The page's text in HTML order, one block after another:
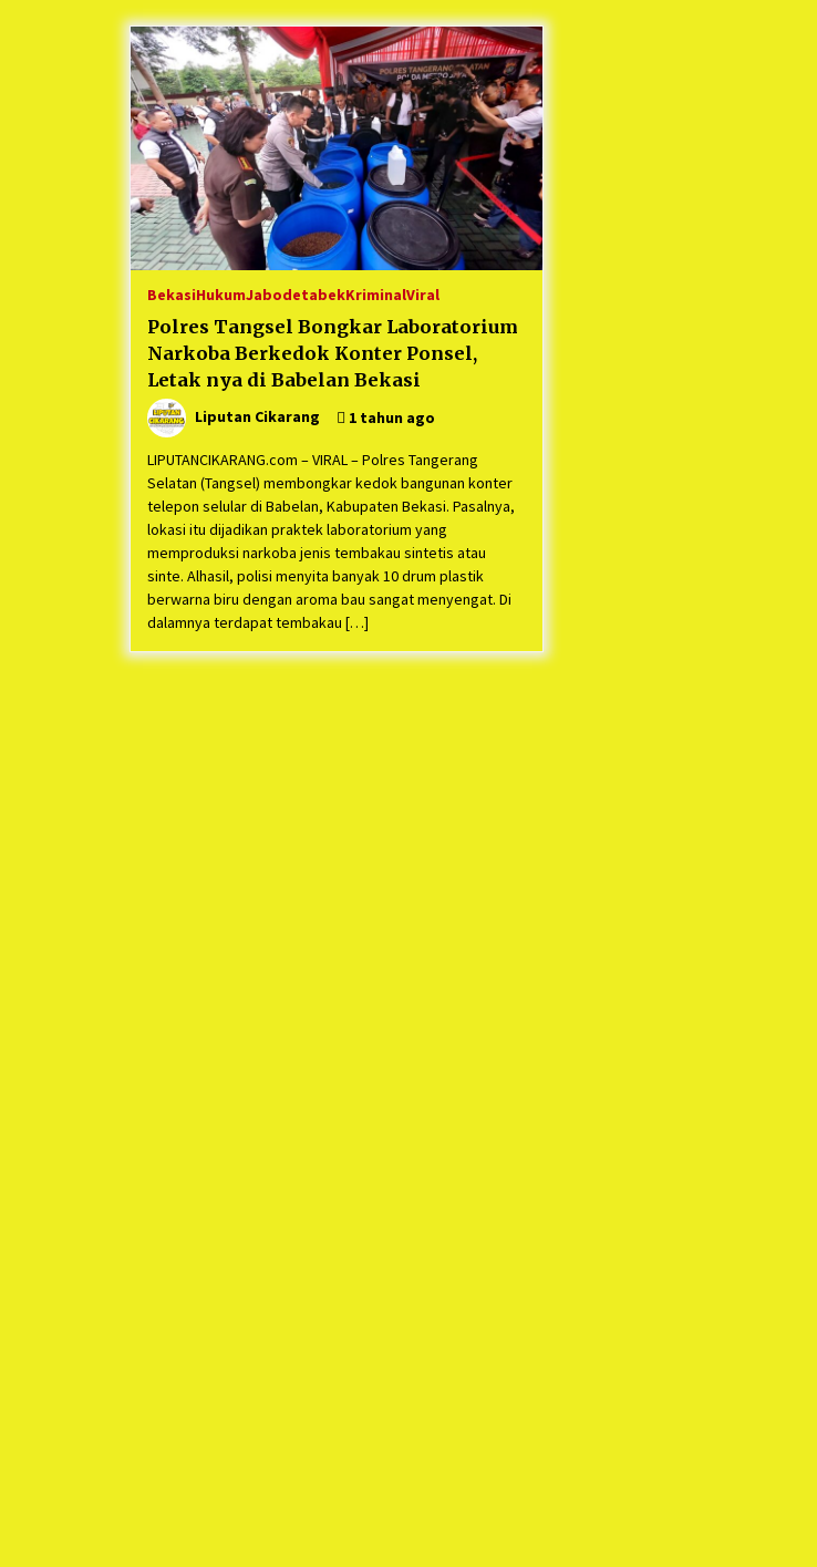
Berjalan Sukses
5 bulan ago
Kartini Penggerak Lingkungan dari
Sampah Bukit Berlian
1 tahun ago
Ucapan Terimakasih Ketua Umum
Jurpala Indonesia dan KOSMI
Indonesia Atas Respon Cepat Polres
Metro Bekasi dan Polsek Cikarang
Timur yang Tangkap Oknum Ormas
Terkait Pengusiran Pendirian Posko
1 tahun ago
BekasiHukumJabodetabekKriminalViral
Polres Tangsel Bongkar Laboratorium
Narkoba Berkedok Konter Ponsel,
Letak nya di Babelan Bekasi
Liputan Cikarang 1 tahun ago
LIPUTANCIKARANG.com – VIRAL – Polres Tangerang
Selatan (Tangsel) membongkar kedok bangunan konter
telepon selular di Babelan, Kabupaten Bekasi. Pasalnya,
lokasi itu dijadikan praktek laboratorium yang
memproduksi narkoba jenis tembakau sintetis atau
sinte. Alhasil, polisi menyita banyak 10 drum plastik
berwarna biru dengan aroma bau sangat menyengat. Di
dalamnya terdapat tembakau […]